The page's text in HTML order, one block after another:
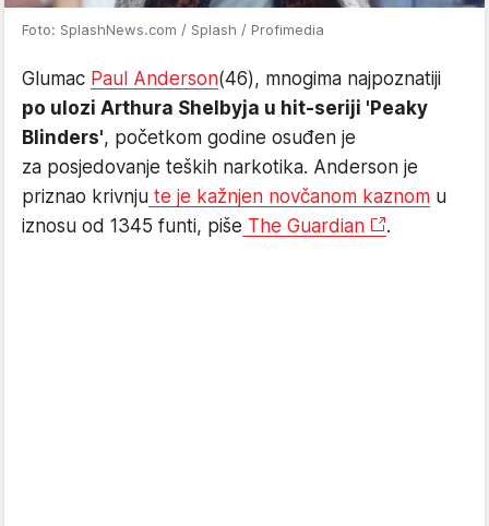
Foto: SplashNews.com / Splash / Profimedia
Glumac Paul Anderson(46), mnogima najpoznatiji
po ulozi Arthura Shelbyja u hit-seriji 'Peaky
Blinders', početkom godine osuđen je
za posjedovanje teških narkotika. Anderson je
priznao krivnju te je kažnjen novčanom kaznom u
iznosu od 1345 funti, piše The Guardian .